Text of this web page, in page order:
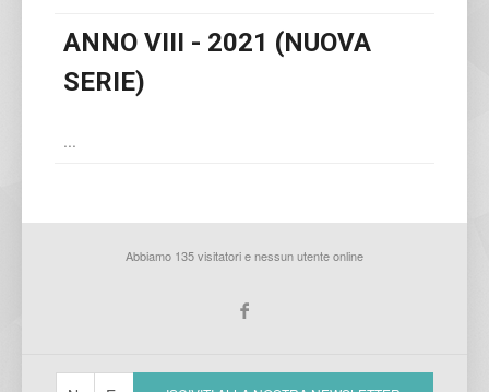
ANNO VIII - 2021 (NUOVA
SERIE)
...
Abbiamo 135 visitatori e nessun utente online